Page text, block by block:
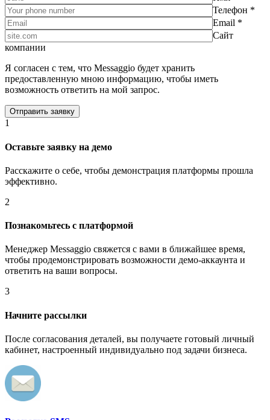
Телефон *
Email *
Сайт
компании
Я согласен с тем, что Messaggio будет хранить
предоставленную мною информацию, чтобы иметь
возможность ответить на мой запрос.
1
Оставьте заявку на демо
Расскажите о себе, чтобы демонстрация платформы прошла
эффективно.
2
Познакомьтесь с платформой
Менеджер Messaggio свяжется с вами в ближайшее время,
чтобы продемонстрировать возможности демо-аккаунта и
ответить на ваши вопросы.
3
Начните рассылки
После согласования деталей, вы получаете готовый личный
кабинет, настроенный индивидуально под задачи бизнеса.